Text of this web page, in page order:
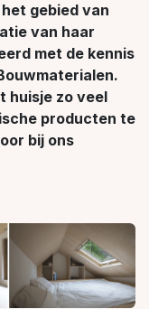
gebied van
van haar
met de kennis
huisje zo veel
producten te
bij ons